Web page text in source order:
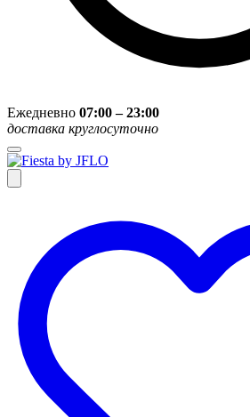
Ежедневно 07:00 – 23:00
доставка круглосуточно